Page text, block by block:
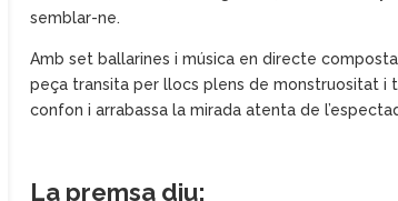
semblar-ne.
Amb set ballarines i música en directe
peça transita per llocs plens de monstruositat i
confon i arrabassa la mirada atenta de
La premsa diu: